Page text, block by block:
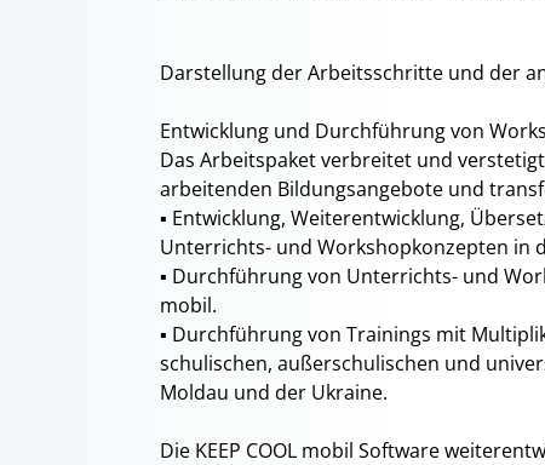
Darstellung der Arbeitsschritte und der
Entwicklung und Durchführung von
Das Arbeitspaket verbreitet und
arbeitenden Bildungsangebote und
▪ Entwicklung, Weiterentwicklung,
Unterrichts- und Workshopkonzepten in
▪ Durchführung von Unterrichts- und
mobil.
▪ Durchführung von Trainings mit
schulischen, außerschulischen und
Moldau und der Ukraine.
Die KEEP COOL mobil Software